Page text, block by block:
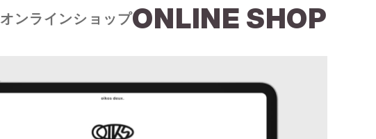
ONLINE SHOP
オンラインショップ